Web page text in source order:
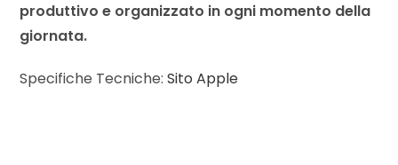
produttivo e organizzato in ogni momento della
giornata.
Specifiche Tecniche:Sito Apple